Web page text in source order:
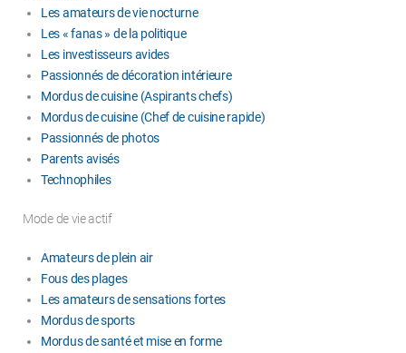
Les amateurs de vie nocturne
Les « fanas » de la politique
Les investisseurs avides
Passionnés de décoration intérieure
Mordus de cuisine (Aspirants chefs)
Mordus de cuisine (Chef de cuisine rapide)
Passionnés de photos
Parents avisés
Technophiles
Mode de vie actif
Amateurs de plein air
Fous des plages
Les amateurs de sensations fortes
Mordus de sports
Mordus de santé et mise en forme